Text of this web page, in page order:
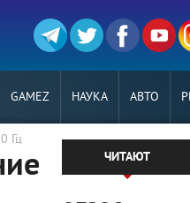
GAMEZ НАУКА АВТО
Гц
ЧИТАЮТ